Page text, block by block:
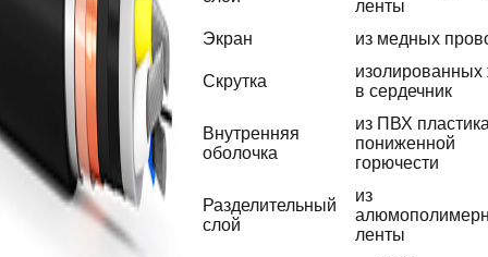
ленты
Экран
из медных
Скрутка
изолированных
в сердечник
Внутренняя
оболочка
из ПВХ
пониженной
горючести
Разделительный
слой
из
ленты